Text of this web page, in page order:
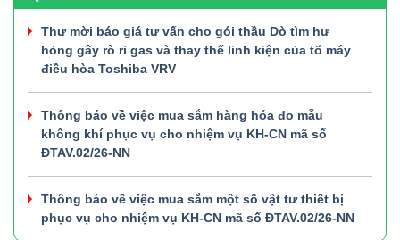
Thư mời báo giá tư vấn cho gói thầu Dò tìm hư
hỏng gây rò rỉ gas và thay thế linh kiện của tổ máy
điều hòa Toshiba VRV
Thông báo về việc mua sắm hàng hóa đo mẫu
không khí phục vụ cho nhiệm vụ KH-CN mã số
ĐTAV.02/26-NN
Thông báo về việc mua sắm một số vật tư thiết bị
phục vụ cho nhiệm vụ KH-CN mã số ĐTAV.02/26-NN